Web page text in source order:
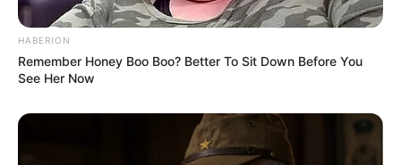
HABERION
Remember Honey Boo Boo? Better To Sit Down Before You
See Her Now